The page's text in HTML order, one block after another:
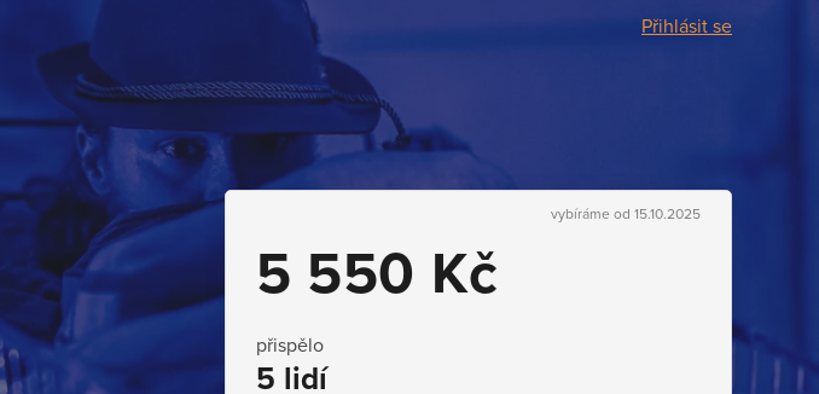
Přihlásit se
vybíráme od 15.10.2025
5 550 Kč
přispělo
5 lidí